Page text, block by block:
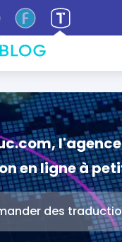
en ligne à
des